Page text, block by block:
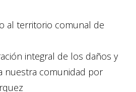
al territorio comunal de
integral de los daños y
nuestra comunidad por